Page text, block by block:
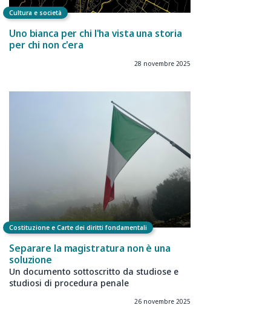
Cultura e società
Uno bianca per chi l'ha vista una storia
per chi non c'era
28 novembre 2025
Costituzione e Carte dei diritti fondamentali
Separare la magistratura non è una
soluzione
Un documento sottoscritto da studiose e
studiosi di procedura penale
26 novembre 2025